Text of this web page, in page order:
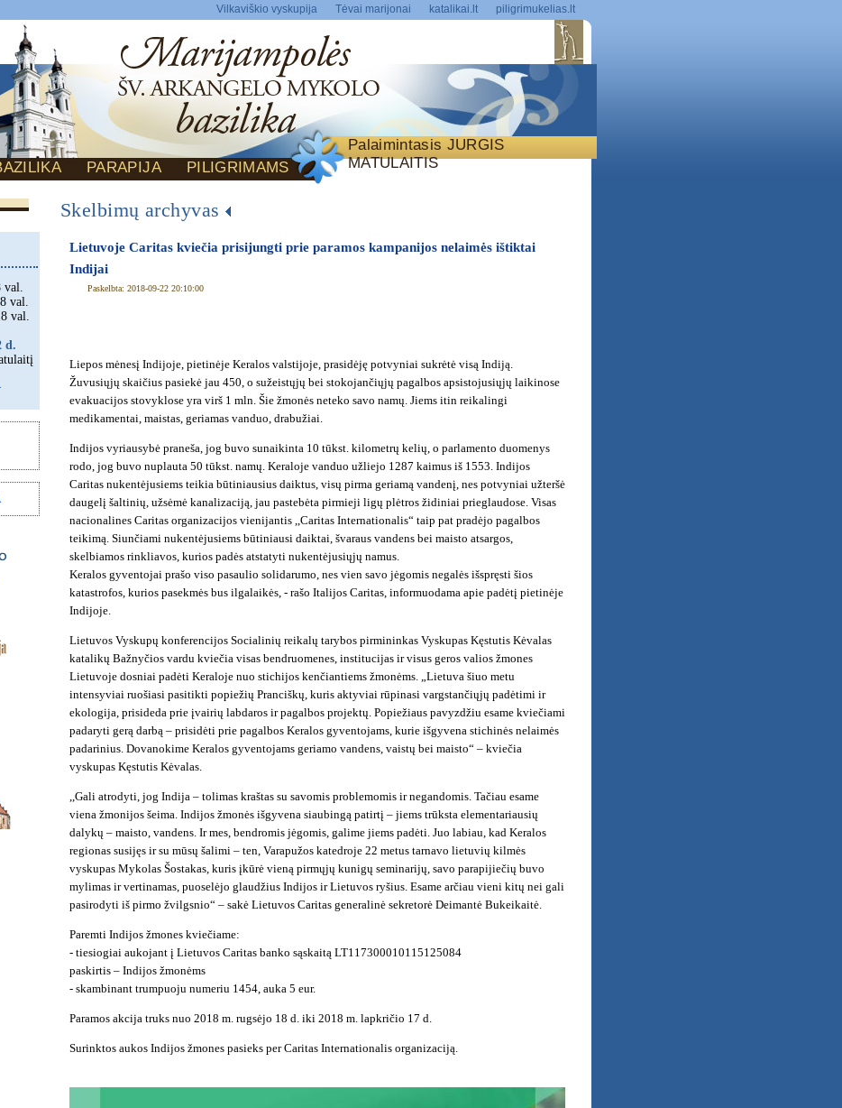
Vilkaviškio vyskupija Tėvai marijonai katalikai.lt piligrimukelias.lt
Palaimintasis JURGIS
MATULAITIS
PARAPIJA PILIGRIMAMS
Skelbimų archyvas
Lietuvoje Caritas kviečia prisijungti prie paramos kampanijos nelaimės ištiktai
Indijai
Paskelbta: 2018-09-22 20:10:00
Liepos mėnesį Indijoje, pietinėje Keralos valstijoje, prasidėję potvyniai sukrėtė visą Indiją.
Žuvusiųjų skaičius pasiekė jau 450, o sužeistųjų bei stokojančiųjų pagalbos apsistojusiųjų laikinose
evakuacijos stovyklose yra virš 1 mln. Šie žmonės neteko savo namų. Jiems itin reikalingi
medikamentai, maistas, geriamas vanduo, drabužiai.
Indijos vyriausybė praneša, jog buvo sunaikinta 10 tūkst. kilometrų kelių, o parlamento duomenys
rodo, jog buvo nuplauta 50 tūkst. namų. Keraloje vanduo užliejo 1287 kaimus iš 1553. Indijos
Caritas nukentėjusiems teikia būtiniausius daiktus, visų pirma geriamą vandenį, nes potvyniai užteršė
daugelį šaltinių, užsėmė kanalizaciją, jau pastebėta pirmieji ligų plėtros židiniai prieglaudose. Visas
nacionalines Caritas organizacijos vienijantis ,,Caritas Internationalis“ taip pat pradėjo pagalbos
teikimą. Siunčiami nukentėjusiems būtiniausi daiktai, švaraus vandens bei maisto atsargos,
skelbiamos rinkliavos, kurios padės atstatyti nukentėjusiųjų namus.
Keralos gyventojai prašo viso pasaulio solidarumo, nes vien savo jėgomis negalės išspręsti šios
katastrofos, kurios pasekmės bus ilgalaikės, - rašo Italijos Caritas, informuodama apie padėtį pietinėje
Indijoje.
Lietuvos Vyskupų konferencijos Socialinių reikalų tarybos pirmininkas Vyskupas Kęstutis Kėvalas
katalikų Bažnyčios vardu kviečia visas bendruomenes, institucijas ir visus geros valios žmones
Lietuvoje dosniai padėti Keraloje nuo stichijos kenčiantiems žmonėms. „Lietuva šiuo metu
intensyviai ruošiasi pasitikti popiežių Pranciškų, kuris aktyviai rūpinasi vargstančiųjų padėtimi ir
ekologija, prisideda prie įvairių labdaros ir pagalbos projektų. Popiežiaus pavyzdžiu esame kviečiami
padaryti gerą darbą – prisidėti prie pagalbos Keralos gyventojams, kurie išgyvena stichinės nelaimės
padarinius. Dovanokime Keralos gyventojams geriamo vandens, vaistų bei maisto“ – kviečia
vyskupas Kęstutis Kėvalas.
,,Gali atrodyti, jog Indija – tolimas kraštas su savomis problemomis ir negandomis. Tačiau esame
viena žmonijos šeima. Indijos žmonės išgyvena siaubingą patirtį – jiems trūksta elementariausių
dalykų – maisto, vandens. Ir mes, bendromis jėgomis, galime jiems padėti. Juo labiau, kad Keralos
regionas susijęs ir su mūsų šalimi – ten, Varapužos katedroje 22 metus tarnavo lietuvių kilmės
vyskupas Mykolas Šostakas, kuris įkūrė vieną pirmųjų kunigų seminarijų, savo parapijiečių buvo
mylimas ir vertinamas, puoselėjo glaudžius Indijos ir Lietuvos ryšius. Esame arčiau vieni kitų nei gali
pasirodyti iš pirmo žvilgsnio“ – sakė Lietuvos Caritas generalinė sekretorė Deimantė Bukeikaitė.
Paremti Indijos žmones kviečiame:
- tiesiogiai aukojant į Lietuvos Caritas banko sąskaitą LT117300010115125084
paskirtis – Indijos žmonėms
- skambinant trumpuoju numeriu 1454, auka 5 eur.
Paramos akcija truks nuo 2018 m. rugsėjo 18 d. iki 2018 m. lapkričio 17 d.
Surinktos aukos Indijos žmones pasieks per Caritas Internationalis organizaciją.
val.
val.
val.
d.